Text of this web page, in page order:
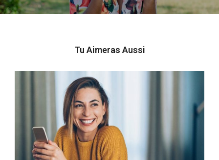
Tu Aimeras Aussi